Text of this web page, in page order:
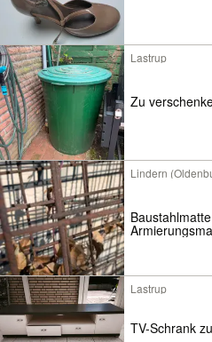
Lastrup
Zu
Lindern
Lastrup
TV-Schrank